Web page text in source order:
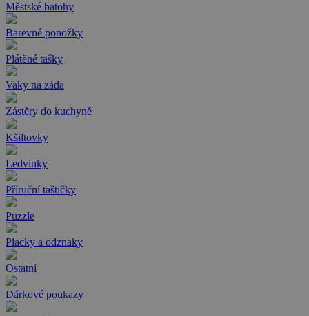
Městské batohy
Barevné ponožky
Plátěné tašky
Vaky na záda
Zástěry do kuchyně
Kšiltovky
Ledvinky
Příruční taštičky
Puzzle
Placky a odznaky
Ostatní
Dárkové poukazy